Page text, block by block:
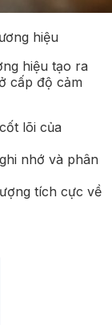
hiệu
hiệu tạo ra
cấp độ cảm
lõi của
nhớ và phân
tích cực về